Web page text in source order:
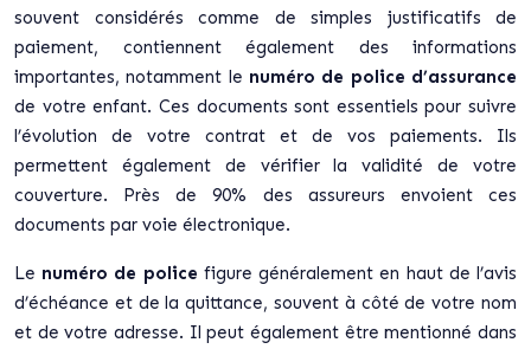
souvent considérés comme de simples justificatifs de
paiement, contiennent également des informations
importantes, notamment le numéro de police d’assurance
de votre enfant. Ces documents sont essentiels pour suivre
l’évolution de votre contrat et de vos paiements. Ils
permettent également de vérifier la validité de votre
couverture. Près de 90% des assureurs envoient ces
documents par voie électronique.
Le numéro de police figure généralement en haut de l’avis
d’échéance et de la quittance, souvent à côté de votre nom
et de votre adresse. Il peut également être mentionné dans